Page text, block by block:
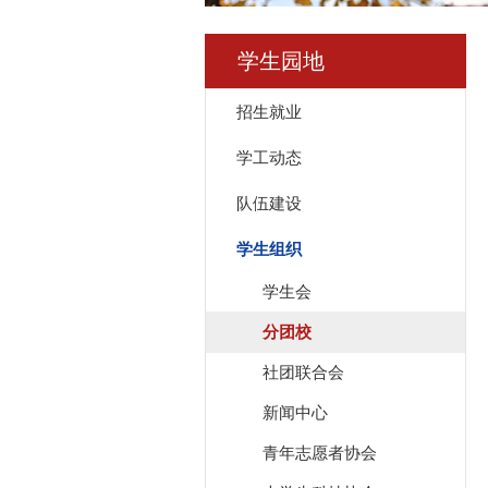
学生园地
招生就业
学工动态
队伍建设
学生组织
学生会
分团校
社团联合会
新闻中心
青年志愿者协会